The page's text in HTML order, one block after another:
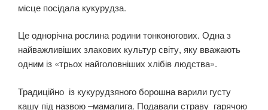
місце посідала кукурудза.
Це однорічна рослина родини тонконогових. Одна з
найважливіших злакових культур світу, яку вважають
одним із «трьох найголовніших хлібів людства».
Традиційно із кукурудзяного борошна варили густу
кашу під назвою –мамалига. Подавали страву гарячою